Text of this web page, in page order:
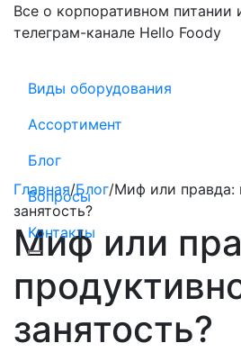
Все о корпоративном питании
телеграм-канале Hello Foody
Виды оборудования
Ассортимент
Блог
Вопросы
Контакты
Главная/Блог/Миф или правда:
занятость?
Миф или
занятость?